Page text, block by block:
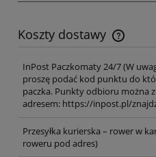
Koszty dostawy
Cena nie zawiera
InPost Paczkomaty 24/7(W
proszę podać kod punktu do
paczka. Punkty odbioru można
adresem: https://inpost.pl/
Przesyłka kurierska – rower w
roweru pod adres)